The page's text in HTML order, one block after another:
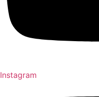
Instagram